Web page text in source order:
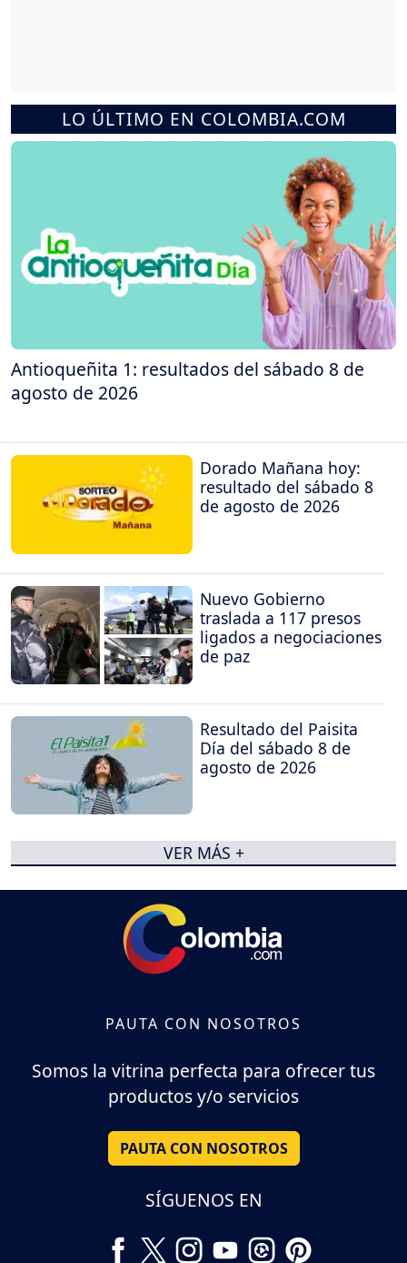
LO ÚLTIMO EN COLOMBIA.COM
Antioqueñita 1: resultados del sábado 8 de
agosto de 2026
Dorado Mañana hoy:
resultado del sábado 8
de agosto de 2026
Nuevo Gobierno
traslada a 117 presos
ligados a negociaciones
de paz
Resultado del Paisita
Día del sábado 8 de
agosto de 2026
VER MÁS +
PAUTA CON NOSOTROS
Somos la vitrina perfecta para ofrecer tus
productos y/o servicios
PAUTA CON NOSOTROS
SÍGUENOS EN